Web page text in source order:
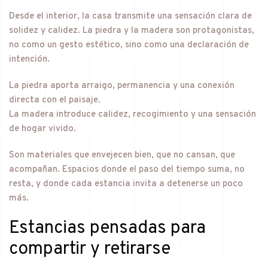
Desde el interior, la casa transmite una sensación clara de
solidez y calidez. La piedra y la madera son protagonistas,
no como un gesto estético, sino como una declaración de
intención.
La piedra aporta arraigo, permanencia y una conexión
directa con el paisaje.
La madera introduce calidez, recogimiento y una sensación
de hogar vivido.
Son materiales que envejecen bien, que no cansan, que
acompañan. Espacios donde el paso del tiempo suma, no
resta, y donde cada estancia invita a detenerse un poco
más.
Estancias pensadas para
compartir y retirarse